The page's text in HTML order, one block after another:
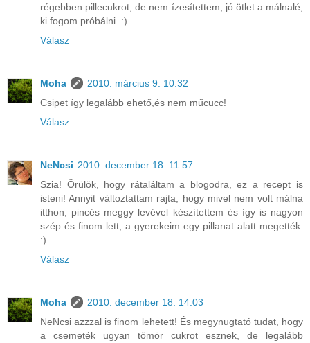
régebben pillecukrot, de nem ízesítettem, jó ötlet a málnalé,
ki fogom próbálni. :)
Válasz
Moha
2010. március 9. 10:32
Csipet így legalább ehető,és nem műcucc!
Válasz
NeNcsi 2010. december 18. 11:57
Szia! Örülök, hogy rátaláltam a blogodra, ez a recept is
isteni! Annyit változtattam rajta, hogy mivel nem volt málna
itthon, pincés meggy levével készítettem és így is nagyon
szép és finom lett, a gyerekeim egy pillanat alatt megették.
:)
Válasz
Moha
2010. december 18. 14:03
NeNcsi azzzal is finom lehetett! És megynugtató tudat, hogy
a csemeték ugyan tömör cukrot esznek, de legalább